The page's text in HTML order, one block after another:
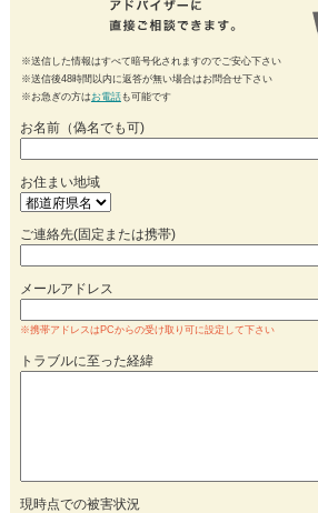
※送信した情報はすべて暗号化されますのでご安心下さい
※送信後48時間以内に返答が無い場合はお問合せ下さい
※お急ぎの方は お電話も可能です
お名前（偽名でも可)
お住まい地域
ご連絡先(固定または携帯)
メールアドレス
※携帯アドレスはPCからの受け取り可に設定して下さい
トラブルに至った経緯
現時点での被害状況